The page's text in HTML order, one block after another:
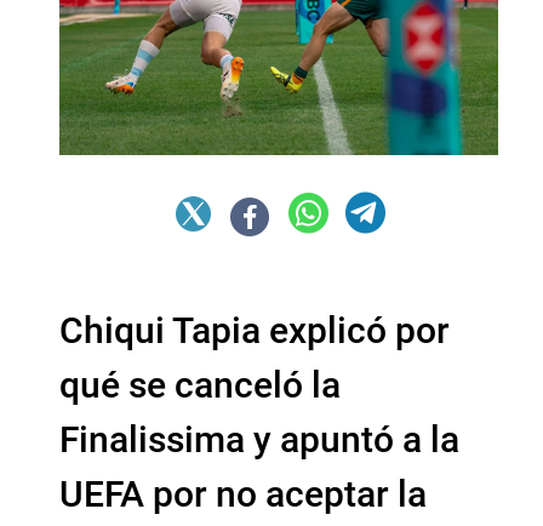
Chiqui Tapia explicó por
qué se canceló la
Finalissima y apuntó a la
UEFA por no aceptar la